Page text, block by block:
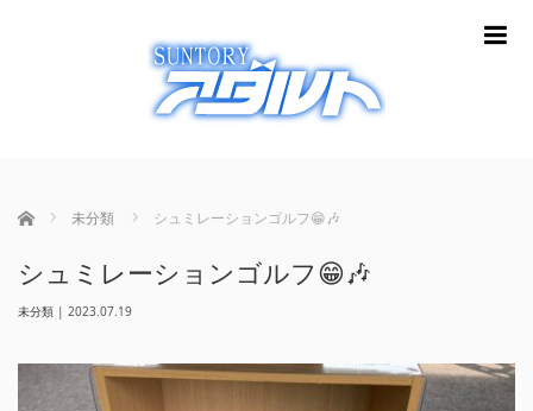
ホーム 未分類 シュミレーションゴルフ😁🎶
シュミレーションゴルフ😁🎶
未分類 | 2023.07.19